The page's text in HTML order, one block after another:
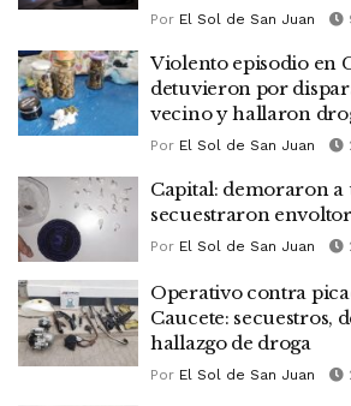
Por El Sol de San Juan
Violento episodio en
detuvieron por
vecino y hallaron
Por El Sol de San Juan
Capital: demoraron
secuestraron
Por El Sol de San Juan
Operativo contra
Caucete: secuestros,
hallazgo de droga
Por El Sol de San Juan